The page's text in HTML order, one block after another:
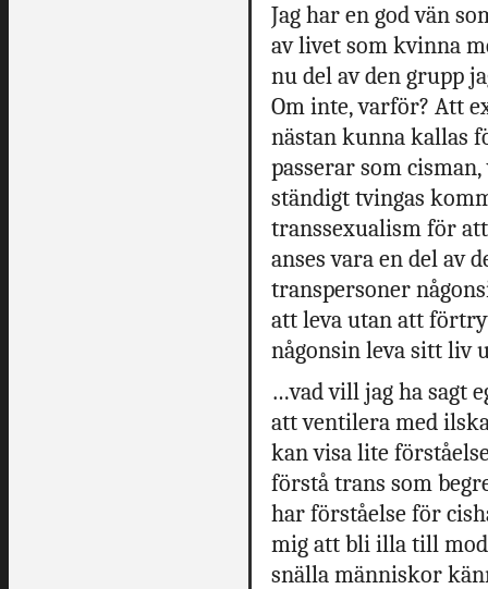
Jag har en god vän
av livet som kvinna
nu del av den grupp
Om inte, varför? Att
nästan kunna kallas
passerar som
ständigt tvingas
transsexualism för
anses vara en del av
transpersoner
att leva utan att
någonsin leva sitt liv
…vad vill jag ha sagt
att ventilera med
kan visa lite
förstå trans som
har förståelse för
mig att bli illa till
snälla människor